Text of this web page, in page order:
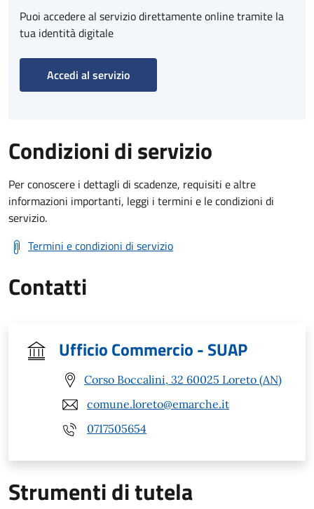
Puoi accedere al servizio direttamente online tramite la
tua identità digitale
Accedi al servizio
Condizioni di servizio
Per conoscere i dettagli di scadenze, requisiti e altre
informazioni importanti, leggi i termini e le condizioni di
servizio.
Termini e condizioni di servizio
Contatti
Ufficio Commercio - SUAP
Corso Boccalini, 32 60025 Loreto (AN)
comune.loreto@emarche.it
0717505654
Strumenti di tutela